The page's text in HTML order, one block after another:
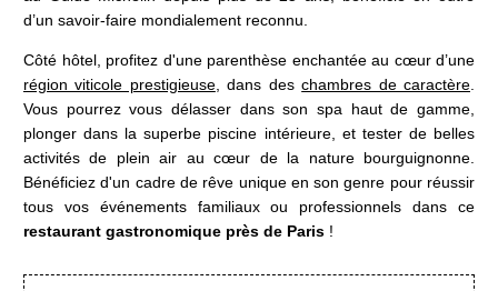
d’un savoir-faire mondialement reconnu.
Côté hôtel, profitez d'une parenthèse enchantée au cœur d’une
région viticole prestigieuse, dans deschambres de caractère.
Vous pourrez vous délasser dans son spa haut de gamme,
plonger dans la superbe piscine intérieure, et tester de belles
activités de plein air au cœur de la nature bourguignonne.
Bénéficiez d'un cadre de rêve unique en son genre pour réussir
tous vos événements familiaux ou professionnels dans ce
restaurant gastronomique près de Paris !
Bien-être & Spa
Maison de Famille
Séminaires & Evènements
Offres & forfaits
Activités
Actualités
Boutique et coffrets cadeaux
Environnement & Biodiversité
Galerie Photos